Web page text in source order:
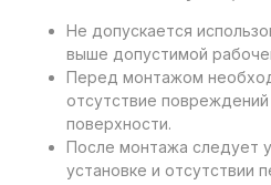
Не допускается
выше допустимой
Перед монтажом
отсутствие повреждений
поверхности.
После монтажа следует
установке и отсутствии